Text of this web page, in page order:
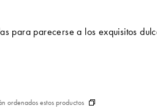
para parecerse a los exquisitos
ordenados estos productos